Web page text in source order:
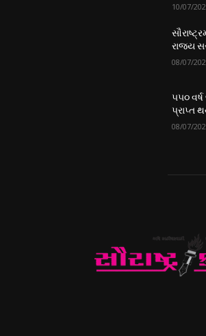
10/07/
રાજ્ય
08/07/
૫૫૦
પ્રાપ્ત
08/07/